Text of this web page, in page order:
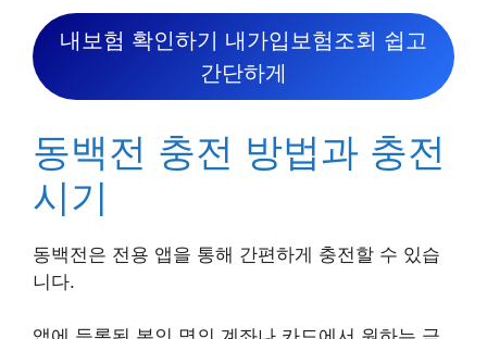
내보험 확인하기 내가입보험조회 쉽고
간단하게
동백전 충전 방법과 충전
시기
동백전은 전용 앱을 통해 간편하게 충전할 수 있습
니다.